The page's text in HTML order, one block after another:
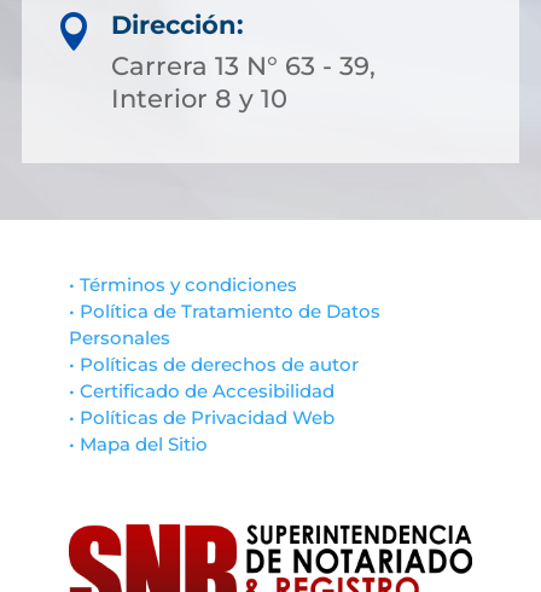

Dirección:
Carrera 13 N° 63 - 39,
Interior 8 y 10
• Términos y condiciones
• Política de Tratamiento de Datos
Personales
• Políticas de derechos de autor
• Certificado de Accesibilidad
• Políticas de Privacidad Web
• Mapa del Sitio